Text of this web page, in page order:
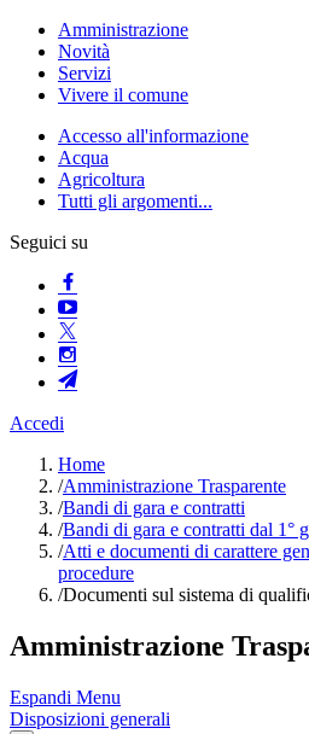
Amministrazione
Novità
Servizi
Vivere il comune
Accesso all'informazione
Acqua
Agricoltura
Tutti gli argomenti...
Seguici su
Accedi
Home
/Amministrazione Trasparente
/Bandi di gara e contratti
/Bandi di gara e contratti dal 1°
/Atti e documenti di carattere
procedure
/Documenti sul sistema di
Amministrazione
Espandi Menu
Disposizioni generali